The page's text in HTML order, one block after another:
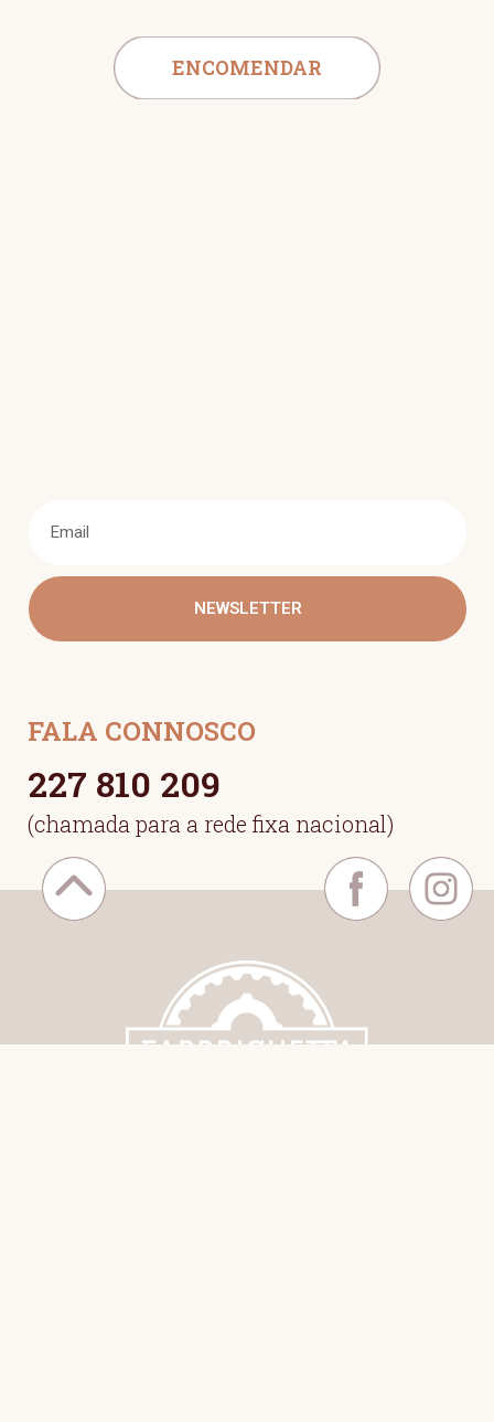
ENCOMENDAR
NEWSLETTER
FALA CONNOSCO
227 810 209
(chamada para a rede fixa nacional)